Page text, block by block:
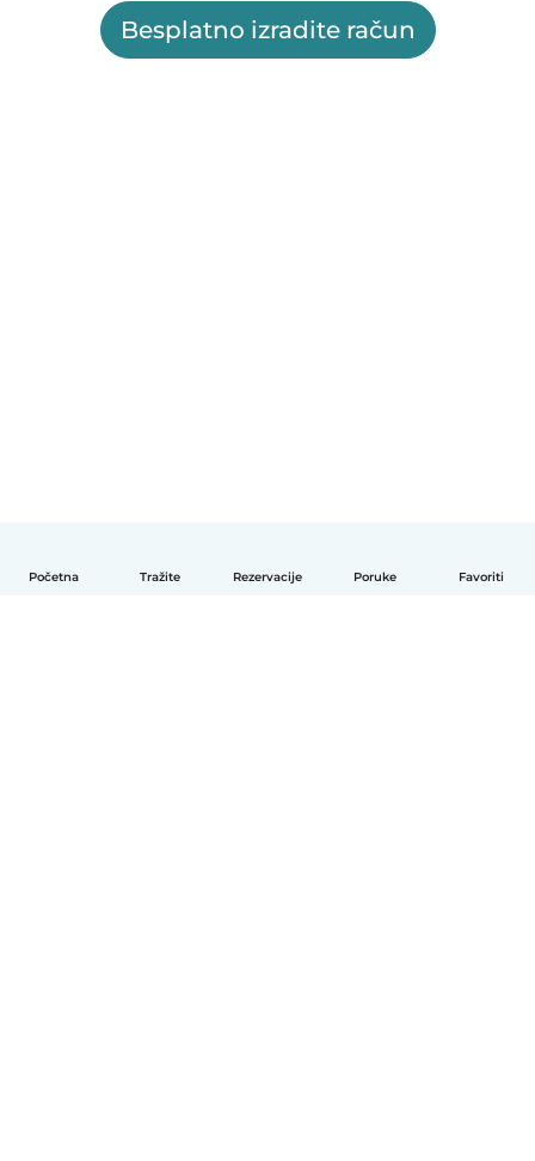
Početna Tražite Rezervacije Poruke Favoriti
Besplatno izradite račun